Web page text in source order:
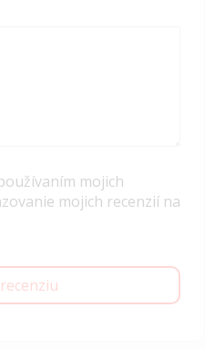
mojich
mojich recenzií na